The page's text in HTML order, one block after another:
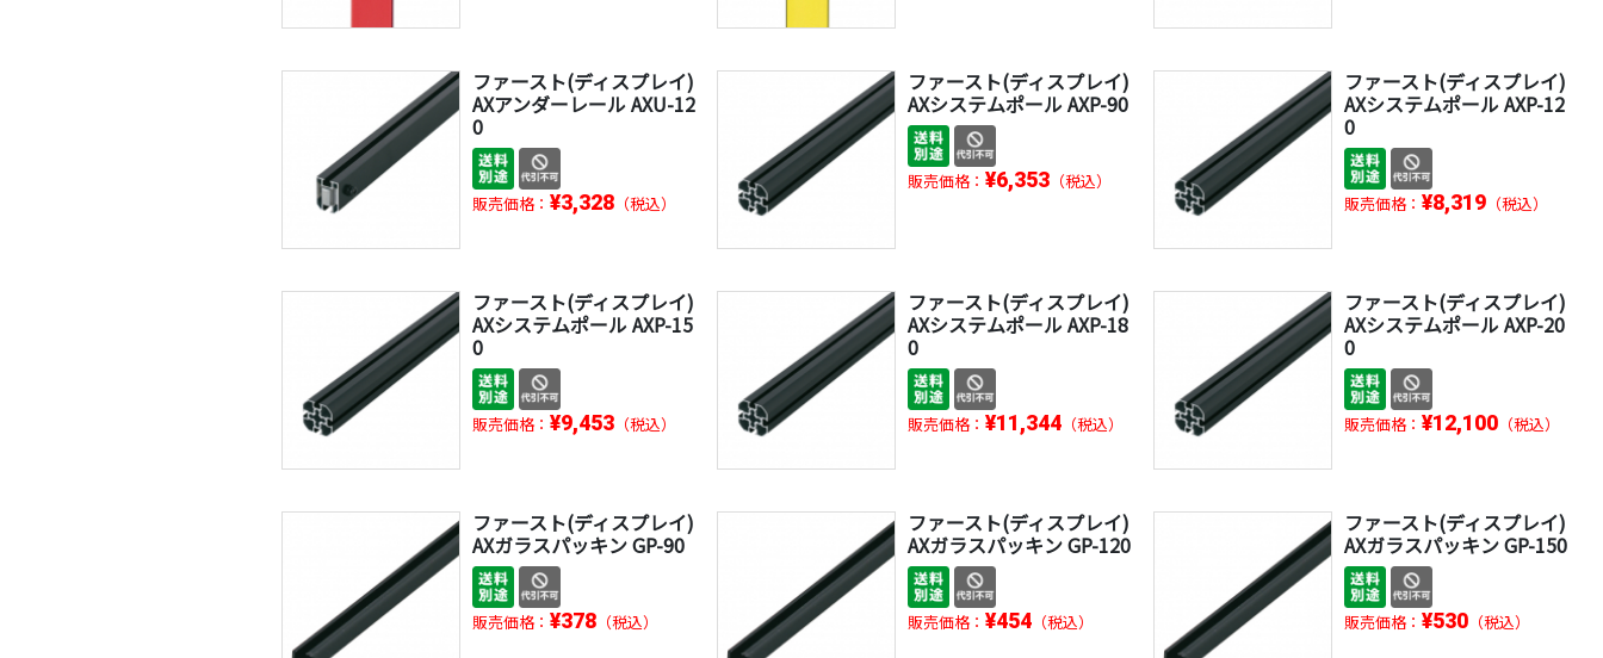
ファースト(ディスプレイ)
AXアンダーレール AXU-12
0
販売価格： ¥3,328 （税込）
ファースト(ディスプレイ)
AXシステムポール AXP-90
販売価格：¥6,353 （税込）
ファースト(ディスプレイ)
AXシステムポール AXP-12
0
販売価格： ¥8,319（税込）
ファースト(ディスプレイ)
AXシステムポール AXP-15
0
販売価格： ¥9,453 （税込）
ファースト(ディスプレイ)
AXシステムポール AXP-18
0
販売価格：¥11,344 （税込）
ファースト(ディスプレイ)
AXシステムポール AXP-20
0
販売価格： ¥12,100（税込）
ファースト(ディスプレイ)
AXガラスパッキン GP-90
販売価格： ¥378 （税込）
ファースト(ディスプレイ)
AXガラスパッキン GP-120
販売価格：¥454 （税込）
ファースト(ディスプレイ)
AXガラスパッキン GP-150
販売価格： ¥530（税込）